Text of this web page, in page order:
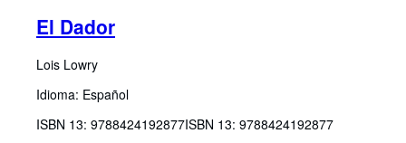
El Dador
Lois Lowry
Idioma: Español
ISBN 13: 9788424192877ISBN 13: 9788424192877